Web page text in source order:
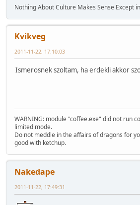
Nothing About Culture Makes Sense Except
Kvikveg
2011-11-22, 17:10:03
Ismerosnek szoltam, ha erdekli akkor
WARNING: module "coffee.exe" did not run
limited mode.
Do not meddle in the affairs of dragons for
good with ketchup.
Nakedape
2011-11-22, 17:49:31